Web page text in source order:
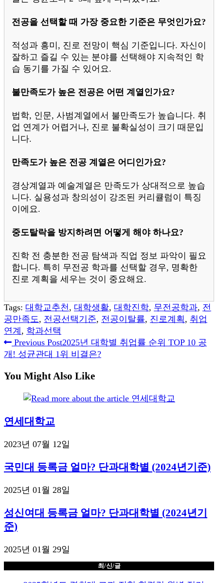
전공을 선택할 때 가장 중요한 기준은 무엇인가요?
적성과 흥미, 진로 전망이 핵심 기준입니다. 자신이
잘하고 즐길 수 있는 분야를 선택해야 지속적인 학
습 동기를 가질 수 있어요.
불만족도가 높은 전공은 어떤 계열인가요?
법학, 인문, 사범계열에서 불만족도가 높습니다. 취
업 연계가 어렵거나, 진로 불확실성이 크기 때문입
니다.
만족도가 높은 전공 계열은 어디인가요?
경상계열과 예술계열은 만족도가 상대적으로 높습
니다. 실용성과 창의성이 강조된 커리큘럼이 특징
이에요.
중도탈락을 방지하려면 어떻게 해야 하나요?
진학 전 충분한 전공 탐색과 직업 정보 파악이 필요
합니다. 특히 무전공 학과를 선택할 경우, 명확한
진로 계획을 세우는 것이 중요해요.
Tags: 대학교추천 , 대학생활, 대학진학, 무전공학과, 전
공만족도 , 전공선택기준, 전공이탈률, 진로계획 , 취업
연계, 학과선택
Read
more
articles
Previous Post2025년 대학별 취업률 순위 TOP 10 공
개! 성균관대 1위 비결은?
You Might Also Like
연세대학교
2023년 07월 12일
국민대 등록금 얼마? 단과대학별 (2024년기준)
2025년 01월 28일
성신여대 등록금 얼마? 단과대학별 (2024년기
준)
2025년 01월 29일
최/신/글